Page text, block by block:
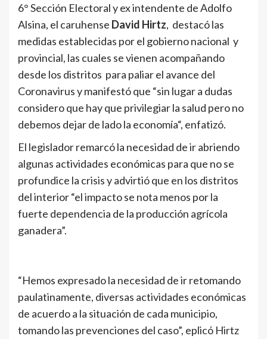
6° Sección Electoral y ex intendente de Adolfo
Alsina, el caruhense David Hirtz, destacó las
medidas establecidas por el gobierno nacional y
provincial, las cuales se vienen acompañando
desde los distritos para paliar el avance del
Coronavirus y manifestó que “sin lugar a dudas
considero que hay que privilegiar la salud pero no
debemos dejar de lado la economía“, enfatizó.
El legislador remarcó la necesidad de ir abriendo
algunas actividades económicas para que no se
profundice la crisis y advirtió que en los distritos
del interior “el impacto se nota menos por la
fuerte dependencia de la producción agrícola
ganadera”.
“Hemos expresado la necesidad de ir retomando
paulatinamente, diversas actividades económicas
de acuerdo a la situación de cada municipio,
tomando las prevenciones del caso”, eplicó Hirtz